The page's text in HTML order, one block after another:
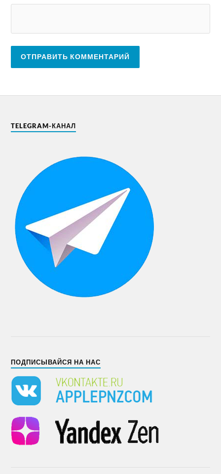
TELEGRAM-КАНАЛ
ПОДПИСЫВАЙСЯ НА НАС